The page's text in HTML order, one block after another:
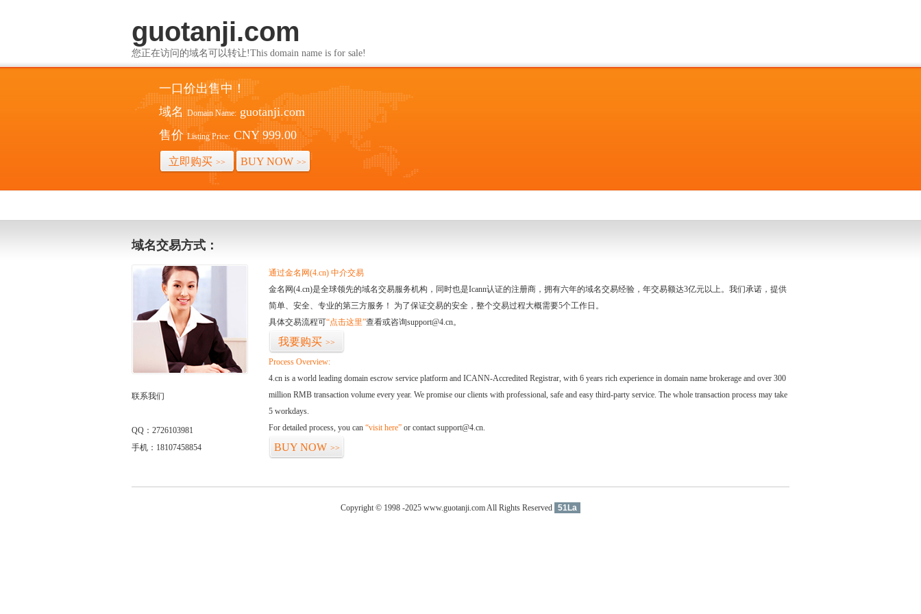
guotanji.com
您正在访问的域名可以转让!This domain name is for sale!
一口价出售中！
域名 Domain Name: guotanji.com
售价 Listing Price: CNY 999.00
立即购买 >> BUY NOW >>
域名交易方式：
联系我们
QQ：2726103981
手机：18107458854
通过金名网(4.cn) 中介交易
金名网(4.cn)是全球领先的域名交易服务机构，同时也是Icann认证的注册商，拥有六年的域名交易经验，年交易额达3亿元以上。我们承诺，提供
简单、安全、专业的第三方服务！ 为了保证交易的安全，整个交易过程大概需要5个工作日。
具体交易流程可“点击这里”查看或咨询support@4.cn。
我要购买 >>
Process Overview:
4.cn is a world leading domain escrow service platform and ICANN-Accredited Registrar, with 6 years rich experience in domain name brokerage and over 300
million RMB transaction volume every year. We promise our clients with professional, safe and easy third-party service. The whole transaction process may take
5 workdays.
For detailed process, you can “visit here” or contact support@4.cn.
BUY NOW >>
Copyright © 1998 -2025 www.guotanji.com All Rights Reserved 51La